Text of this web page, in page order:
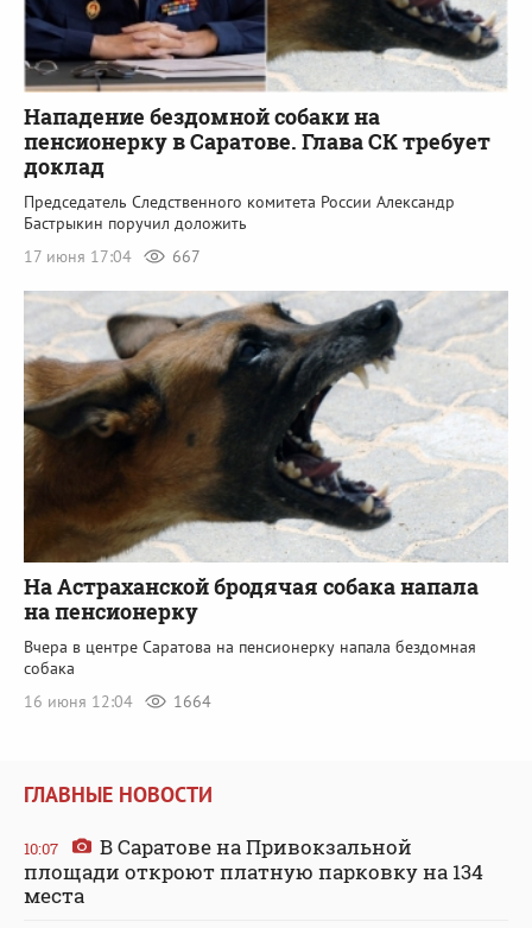
Нападение бездомной собаки на
пенсионерку в Саратове. Глава СК требует
доклад
Председатель Следственного комитета России Александр
Бастрыкин поручил доложить
17 июня 17:04
667
На Астраханской бродячая собака напала
на пенсионерку
Вчера в центре Саратова на пенсионерку напала бездомная
собака
16 июня 12:04
1664
ГЛАВНЫЕ НОВОСТИ
10:07
В Саратове на Привокзальной
площади откроют платную парковку на 134
места